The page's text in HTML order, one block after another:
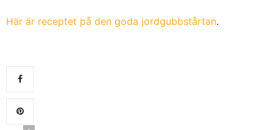
Här är receptet på den goda jordgubbstårtan.